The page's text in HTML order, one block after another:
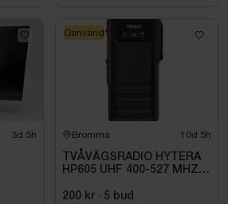
3d 5h Bromma 10d 5h
TVÅVÄGSRADIO HYTERA
HP605 UHF 400-527 MHZ
200 kr · 5 bud
Oanvänd